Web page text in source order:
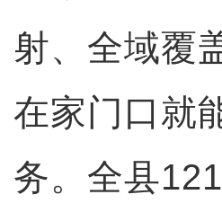
射、全域覆
在家门口就
务。全县